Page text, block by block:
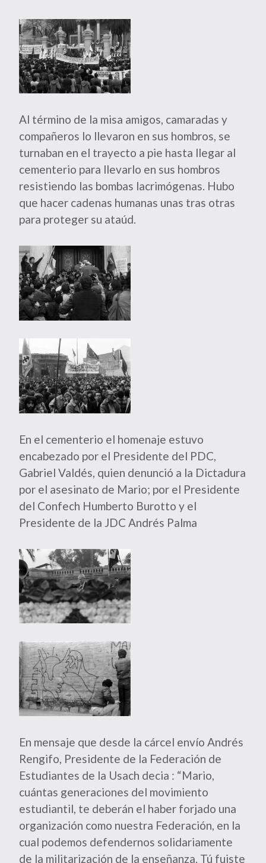
Al término de la misa amigos, camaradas y
compañeros lo llevaron en sus hombros, se
turnaban en el trayecto a pie hasta llegar al
cementerio para llevarlo en sus hombros
resistiendo las bombas lacrimógenas. Hubo
que hacer cadenas humanas unas tras otras
para proteger su ataúd.
En el cementerio el homenaje estuvo
encabezado por el Presidente del PDC,
Gabriel Valdés, quien denunció a la Dictadura
por el asesinato de Mario; por el Presidente
del Confech Humberto Burotto y el
Presidente de la JDC Andrés Palma
En mensaje que desde la cárcel envío Andrés
Rengifo, Presidente de la Federación de
Estudiantes de la Usach decia : “Mario,
cuántas generaciones del movimiento
estudiantil, te deberán el haber forjado una
organización como nuestra Federación, en la
cual podemos defendernos solidariamente
de la militarización de la enseñanza. Tú fuiste